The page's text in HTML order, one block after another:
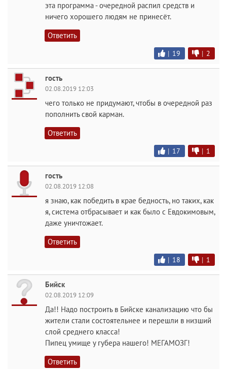
эта программа - очередной распил средств и
ничего хорошего людям не принесёт.
Ответить
| 19 | 2
гость
02.08.2019 12:03
чего только не придумают, чтобы в очередной раз
пополнить свой карман.
Ответить
| 17 | 1
гость
02.08.2019 12:08
я знаю, как победить в крае бедность, но таких, как
я, система отбрасывает и как было с Евдокимовым,
даже уничтожает.
Ответить
| 18 | 1
Бийск
02.08.2019 12:09
Да!! Надо построить в Бийске канализацию что бы
жители стали состоятельнее и перешли в низший
слой среднего класса!
Пипец умище у губера нашего! МЕГАМОЗГ!
Ответить